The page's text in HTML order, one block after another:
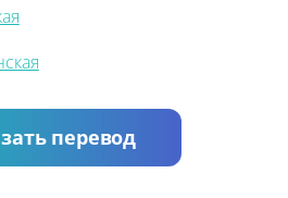
перевод